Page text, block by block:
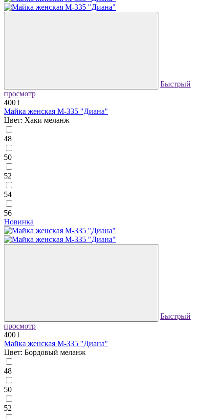
Быстрый
просмотр
400 i
Майка женская М-335 "Диана"
Цвет: Хаки меланж
48
50
52
54
56
Новинка
Быстрый
просмотр
400 i
Майка женская М-335 "Диана"
Цвет: Бордовый меланж
48
50
52